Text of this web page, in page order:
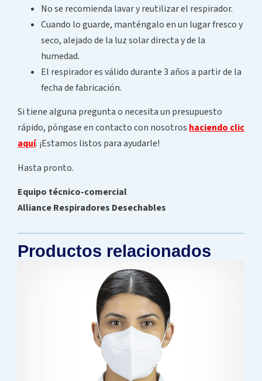
No se recomienda lavar y reutilizar el respirador.
Cuando lo guarde, manténgalo en un lugar fresco y
seco, alejado de la luz solar directa y de la
humedad.
El respirador es válido durante 3 años a partir de la
fecha de fabricación.
Si tiene alguna pregunta o necesita un presupuesto
rápido, póngase en contacto con nosotros haciendo clic
aquí. ¡Estamos listos para ayudarle!
Hasta pronto.
Equipo técnico-comercial
Alliance Respiradores Desechables
Productos relacionados